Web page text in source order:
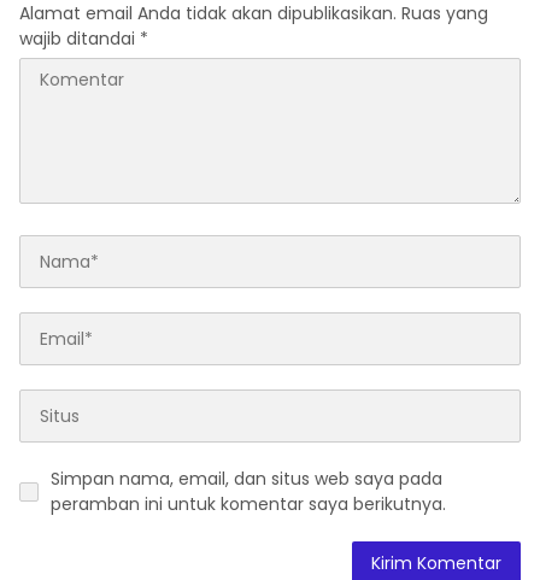
Alamat email Anda tidak akan dipublikasikan. Ruas yang
wajib ditandai *
Simpan nama, email, dan situs web saya pada
peramban ini untuk komentar saya berikutnya.